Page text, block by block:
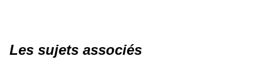
Les sujets associés